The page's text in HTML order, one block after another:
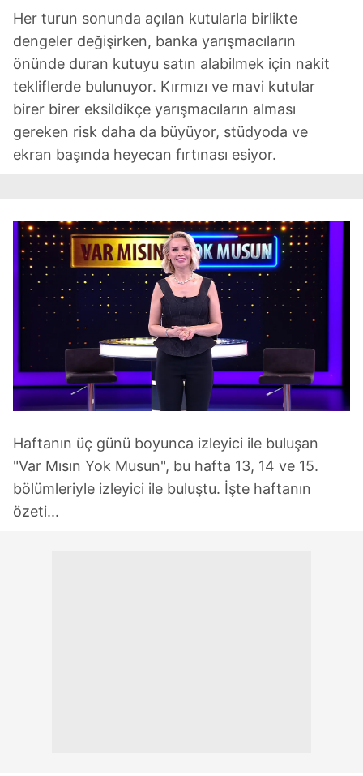
Her turun sonunda açılan kutularla birlikte
dengeler değişirken, banka yarışmacıların
önünde duran kutuyu satın alabilmek için nakit
tekliflerde bulunuyor. Kırmızı ve mavi kutular
birer birer eksildikçe yarışmacıların alması
gereken risk daha da büyüyor, stüdyoda ve
ekran başında heyecan fırtınası esiyor.
Haftanın üç günü boyunca izleyici ile buluşan
"Var Mısın Yok Musun", bu hafta 13, 14 ve 15.
bölümleriyle izleyici ile buluştu. İşte haftanın
özeti...